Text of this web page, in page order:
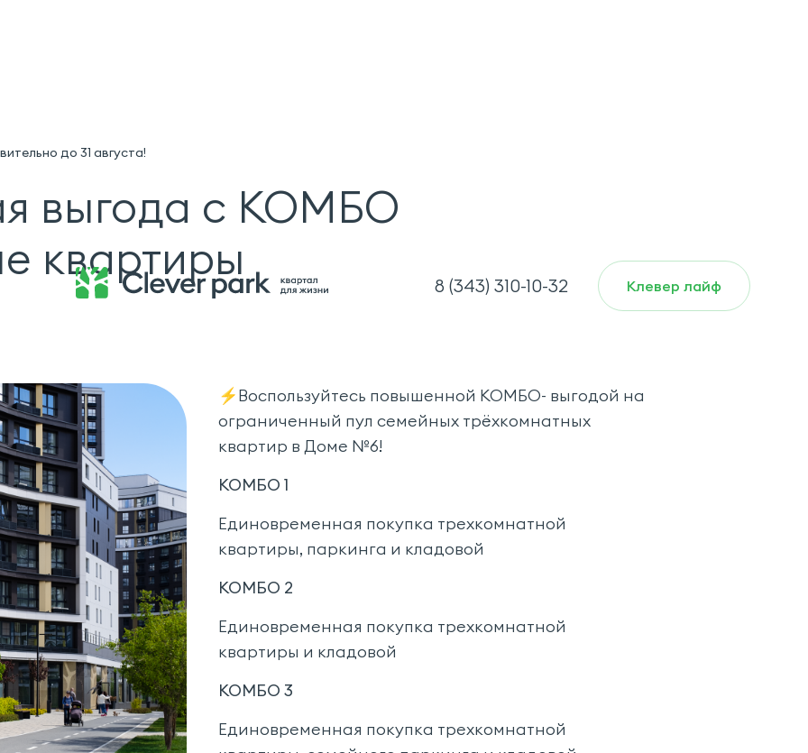
до 31 августа!
8 (343) 310-10-32 Клевер лайф
выгода с КОМБО
квартиры
⚡Воспользуйтесь повышенной КОМБО- выгодой на
ограниченный пул семейных трёхкомнатных
квартир в Доме №6!
КОМБО 1
Единовременная покупка трехкомнатной
квартиры, паркинга и кладовой
КОМБО 2
Единовременная покупка трехкомнатной
квартиры и кладовой
КОМБО 3
Единовременная покупка трехкомнатной